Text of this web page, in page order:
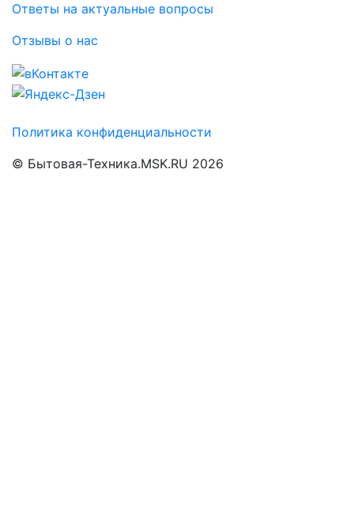
Ответы на актуальные вопросы
Отзывы о нас
Политика конфиденциальности
© Бытовая-Техника.MSK.RU 2026